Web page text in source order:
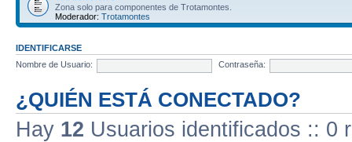
Zona solo para componentes de Trotamontes.
Moderador: Trotamontes
IDENTIFICARSE
Nombre de Usuario:
Contraseña:
¿QUIÉN ESTÁ CONECTADO?
Hay 12 Usuarios identificados :: 0